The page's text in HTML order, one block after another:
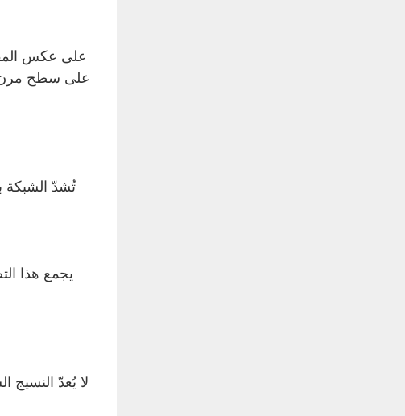
على عكس
على سطح مرن
تُشدّ الشبكة
يجمع هذا
لا يُعدّ النسيج